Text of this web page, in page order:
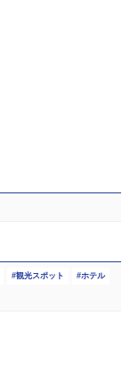
観光スポット ホテル